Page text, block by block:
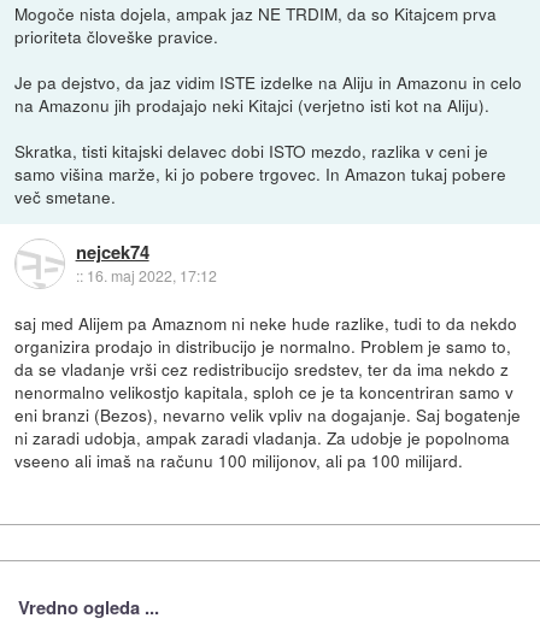
Mogoče nista dojela, ampak jaz NE TRDIM, da so Kitajcem prva
prioriteta človeške pravice.
Je pa dejstvo, da jaz vidim ISTE izdelke na Aliju in Amazonu in celo
na Amazonu jih prodajajo neki Kitajci (verjetno isti kot na Aliju).
Skratka, tisti kitajski delavec dobi ISTO mezdo, razlika v ceni je
samo višina marže, ki jo pobere trgovec. In Amazon tukaj pobere
več smetane.
nejcek74
:: 16. maj 2022, 17:12
saj med Alijem pa Amaznom ni neke hude razlike, tudi to da nekdo
organizira prodajo in distribucijo je normalno. Problem je samo to,
da se vladanje vrši cez redistribucijo sredstev, ter da ima nekdo z
nenormalno velikostjo kapitala, sploh ce je ta koncentriran samo v
eni branzi (Bezos), nevarno velik vpliv na dogajanje. Saj bogatenje
ni zaradi udobja, ampak zaradi vladanja. Za udobje je popolnoma
vseeno ali imaš na računu 100 milijonov, ali pa 100 milijard.
Vredno ogleda ...